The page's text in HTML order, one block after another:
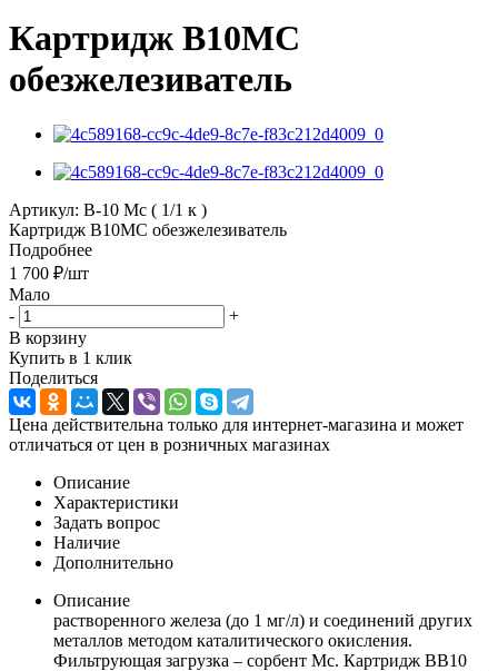
Картридж В10МС
обезжелезиватель
Артикул: В-10 Мс ( 1/1 к )
Картридж В10МС обезжелезиватель
Подробнее
1 700 ₽/шт
Мало
-
+
В корзину
Купить в 1 клик
Поделиться
Цена действительна только для интернет-магазина и может
отличаться от цен в розничных магазинах
Описание
Характеристики
Задать вопрос
Наличие
Дополнительно
Описание
растворенного железа (до 1 мг/л) и соединений других
металлов методом каталитического окисления.
Фильтрующая загрузка – сорбент Мс. Картридж BB10